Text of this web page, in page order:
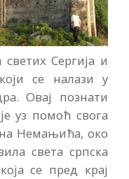
Сергија и
се налази у
Овај познати
уз помоћ свога
Немањића, око
света српска
се пред крај